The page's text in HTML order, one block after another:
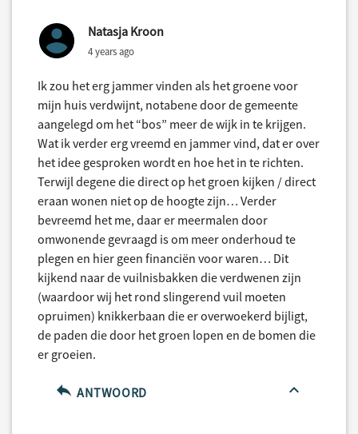
Natasja Kroon
4 years ago
Ik zou het erg jammer vinden als het groene voor
mijn huis verdwijnt, notabene door de gemeente
aangelegd om het “bos” meer de wijk in te krijgen.
Wat ik verder erg vreemd en jammer vind, dat er over
het idee gesproken wordt en hoe het in te richten.
Terwijl degene die direct op het groen kijken / direct
eraan wonen niet op de hoogte zijn… Verder
bevreemd het me, daar er meermalen door
omwonende gevraagd is om meer onderhoud te
plegen en hier geen financiën voor waren… Dit
kijkend naar de vuilnisbakken die verdwenen zijn
(waardoor wij het rond slingerend vuil moeten
opruimen) knikkerbaan die er overwoekerd bijligt,
de paden die door het groen lopen en de bomen die
er groeien.
ANTWOORD